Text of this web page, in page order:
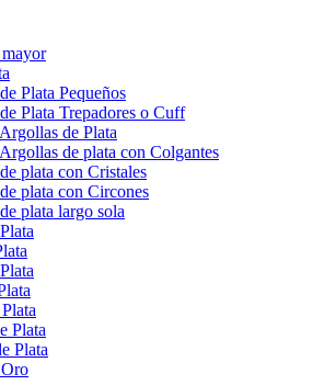
Plata Pequeños
Plata Trepadores o Cuff
de Plata
de plata con Colgantes
plata con Cristales
plata con Circones
plata largo sola
Plata
Plata